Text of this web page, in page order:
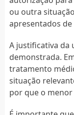
ou outra
apresentados
A justificativa da
demonstrada.
tratamento
situação
por que o